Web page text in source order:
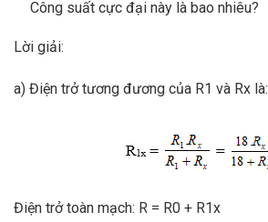
Công suất cực đại này là bao nhiêu?
Lời giải:
a) Điện trở tương đương của R1 và Rx là:
Điện trở toàn mạch: R = R0 + R1x